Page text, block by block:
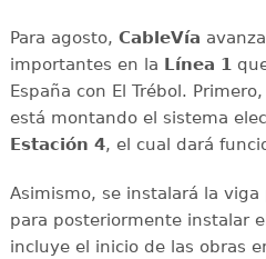
Para agosto, CableVía
importantes en la Línea 1
España con El Trébol.
está montando el sistema
Estación 4, el cual dará
Asimismo, se instalará la viga
para posteriormente instalar
incluye el inicio de las obras